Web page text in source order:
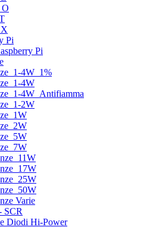
Pi
Pi
4W_1%
4W
4W_Antifiamma
2W
Varie
SCR
Diodi Hi-Power